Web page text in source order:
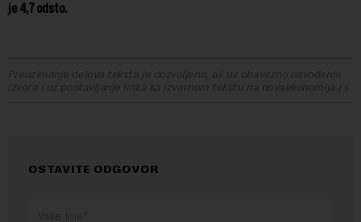
je 4,7 odsto.
Preuzimanje delova teksta je dozvoljeno, ali uz obavezno navođenje
izvora i uz postavljanje linka ka izvornom tekstu na novaekonomija.rs
OSTAVITE ODGOVOR